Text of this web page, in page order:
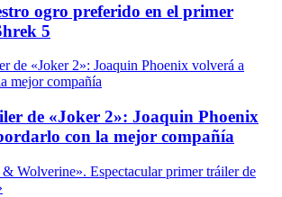
ogro preferido en el primer
5
de «Joker 2»: Joaquin Phoenix
con la mejor compañía